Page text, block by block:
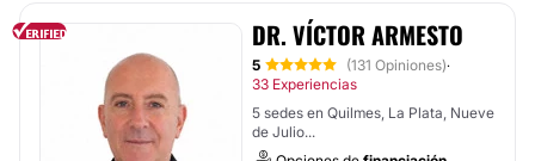
DR. VÍCTOR ARMESTO
5 (131 Opiniones)·
33 Experiencias
5 sedes en Quilmes, La Plata, Nueve
de Julio...